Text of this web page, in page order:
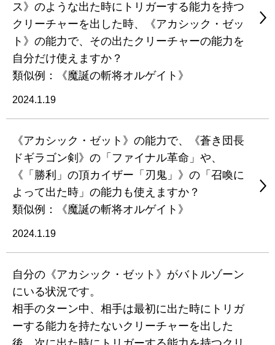
ス》のような出た時にトリガーする能力を持つ
クリーチャーを出した時、《アカシック・ゼッ
ト》の能力で、その出たクリーチャーの能力を
自分だけ使えますか？
類似例：《魔誕の斬将オルゲイト》
2024.1.19
《アカシック・ゼット》の能力で、《蒼き団長
ドギラゴン剣》の「ファイナル革命」や、
《「勝利」の頂カイザー「刃鬼」》の「召喚に
よって出た時」の能力も使えますか？
類似例：《魔誕の斬将オルゲイト》
2024.1.19
自分の《アカシック・ゼット》がバトルゾーン
にいる状況です。
相手のターン中、相手は最初に出た時にトリガ
ーする能力を持たないクリーチャーを出した